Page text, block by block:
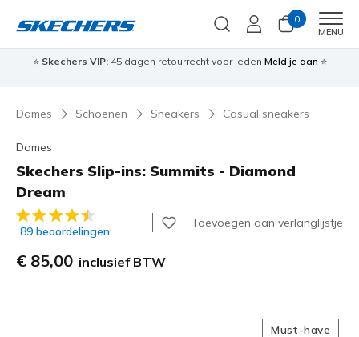
0
MENU
⭐ Skechers VIP:45 dagen retourrecht voor leden Meld je aan ⭐
Dames Schoenen Sneakers Casual sneakers
Dames
Skechers Slip-ins: Summits - Diamond
Dream
3,7 van de 5 klantbeoordelingen
89 beoordelingen
Toevoegen aan verlanglijstje
€ 85,00 inclusief BTW
Must-have